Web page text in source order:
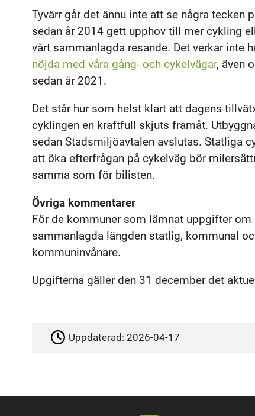
Tyvärr går det ännu inte att se några tecken
sedan år 2014 gett upphov till mer cykling
vårt sammanlagda resande. Det verkar
nöjda med våra gång- och cykelvägar, även
sedan år 2021.
Det står hur som helst klart att dagens
cyklingen en kraftfull skjuts framåt.
sedan Stadsmiljöavtalen avslutas. Statliga
att öka efterfrågan på cykelväg bör
samma som för bilisten.
Övriga kommentarer
För de kommuner som lämnat uppgifter
sammanlagda längden statlig, kommunal
kommuninvånare.
Upgifterna gäller den 31 december det
Uppdaterad:2026-04-17